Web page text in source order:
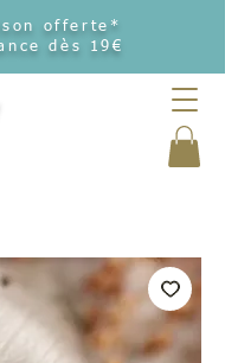
offerte*
dès 19€